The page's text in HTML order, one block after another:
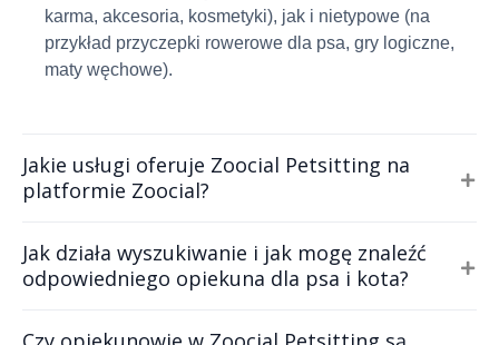
karma, akcesoria, kosmetyki), jak i nietypowe (na
przykład przyczepki rowerowe dla psa, gry logiczne,
maty węchowe).
Jakie usługi oferuje Zoocial Petsitting na
platformie Zoocial?
Jak działa wyszukiwanie i jak mogę znaleźć
odpowiedniego opiekuna dla psa i kota?